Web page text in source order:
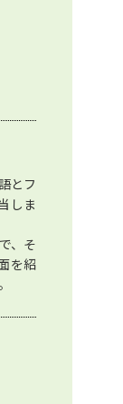
とフ
しま
、そ
を紹